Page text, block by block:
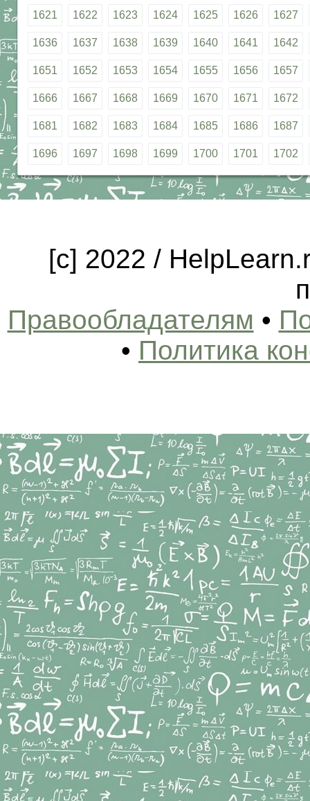
1621 1622 1623 1624 1625 1626 1627
1636 1637 1638 1639 1640 1641 1642
1651 1652 1653 1654 1655 1656 1657
1666 1667 1668 1669 1670 1671 1672
1681 1682 1683 1684 1685 1686 1687
1696 1697 1698 1699 1700 1701 1702
[c] 2022 /
Правообладателям •
• Политика